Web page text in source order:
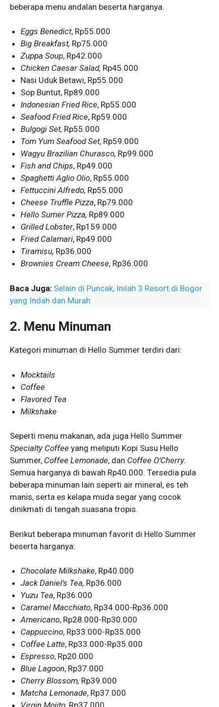
beberapa menu andalan beserta harganya.
Eggs Benedict, Rp55.000
Big Breakfast, Rp75.000
Zuppa Soup, Rp42.000
Chicken Caesar Salad, Rp45.000
Nasi Uduk Betawi, Rp55.000
Sop Buntut, Rp89.000
Indonesian Fried Rice, Rp55.000
Seafood Fried Rice, Rp59.000
Bulgogi Set, Rp55.000
Tom Yum Seafood Set, Rp59.000
Wagyu Brazilian Churasco, Rp99.000
Fish and Chips, Rp49.000
Spaghetti Aglio Olio, Rp55.000
Fettuccini Alfredo, Rp55.000
Cheese Truffle Pizza, Rp79.000
Hello Sumer Pizza, Rp89.000
Grilled Lobster, Rp159.000
Fried Calamari, Rp49.000
Tiramisu, Rp36.000
Brownies Cream Cheese, Rp36.000
Baca Juga: Selain di Puncak, Inilah 3 Resort di Bogor
yang Indah dan Murah
2. Menu Minuman
Kategori minuman di Hello Summer terdiri dari:
Mocktails
Coffee
Flavored Tea
Milkshake
Seperti menu makanan, ada juga Hello Summer
Specialty Coffee yang meliputi Kopi Susu Hello
Summer, Coffee Lemonade, dan Coffee O’Cherry.
Semua harganya di bawah Rp40.000. Tersedia pula
beberapa minuman lain seperti air mineral, es teh
manis, serta es kelapa muda segar yang cocok
dinikmati di tengah suasana tropis.
Berikut beberapa minuman favorit di Hello Summer
beserta harganya:
Chocolate Milkshake, Rp40.000
Jack Daniel’s Tea, Rp36.000
Yuzu Tea, Rp36.000
Caramel Macchiato, Rp34.000-Rp36.000
Americano, Rp28.000-Rp30.000
Cappuccino, Rp33.000-Rp35.000
Coffee Latte, Rp33.000-Rp35.000
Espresso, Rp20.000
Blue Lagoon, Rp37.000
Cherry Blossom, Rp39.000
Matcha Lemonade, Rp37.000